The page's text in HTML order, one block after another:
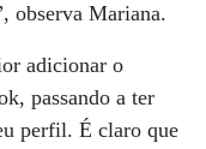
observa Mariana.
adicionar o
passando a ter
perfil. É claro que